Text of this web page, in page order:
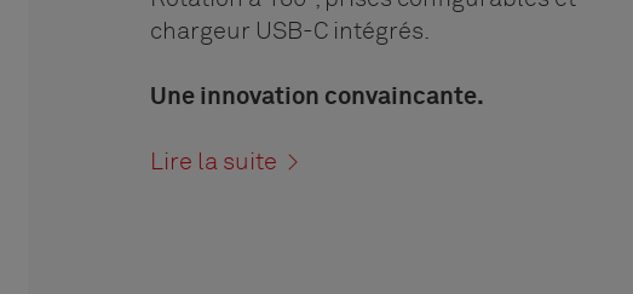
chargeur USB-C intégrés.
Une innovation convaincante.
Lire la suite >